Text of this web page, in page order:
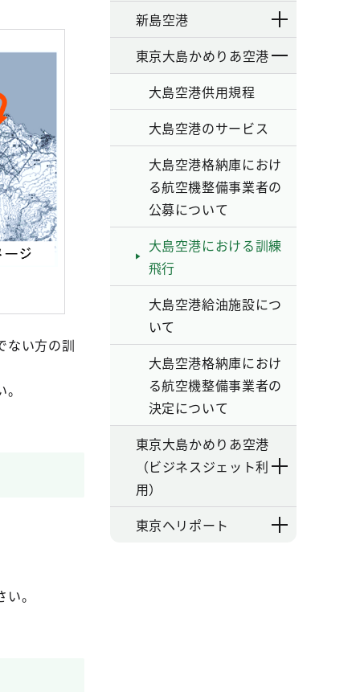
ない方の訓
。
新島空港
東京大島かめりあ空港
大島空港供用規程
大島空港のサービス
大島空港格納庫におけ
る航空機整備事業者の
公募について
大島空港における訓練
飛行
大島空港給油施設につ
いて
大島空港格納庫におけ
る航空機整備事業者の
決定について
東京大島かめりあ空港
（ビジネスジェット利
用）
東京ヘリポート